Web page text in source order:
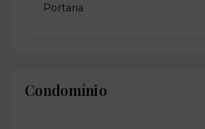
Portaria
Condomínio